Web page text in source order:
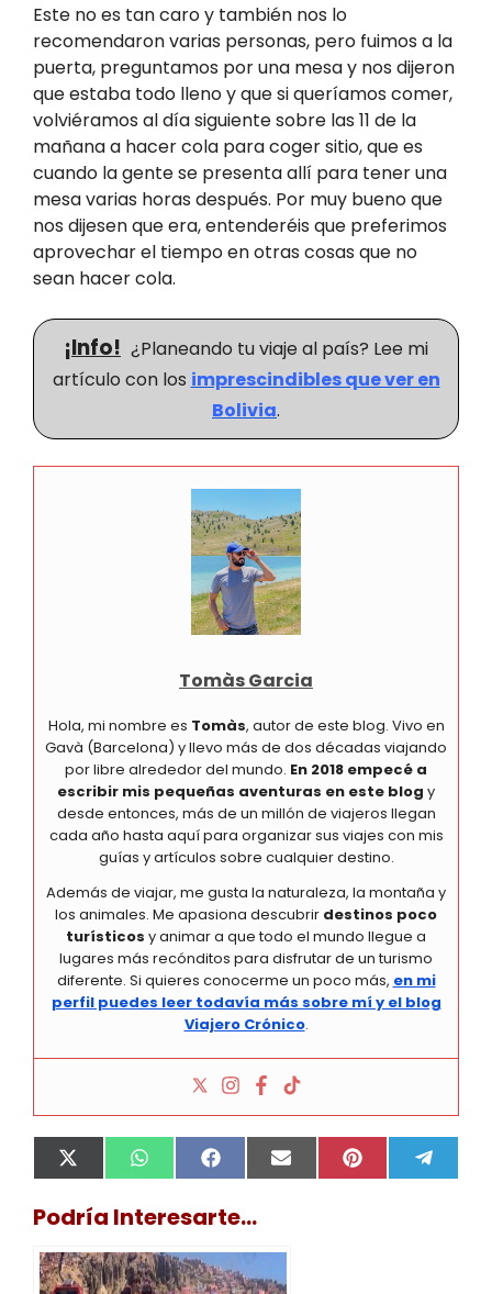
Este no es tan caro y también nos lo
recomendaron varias personas, pero fuimos a la
puerta, preguntamos por una mesa y nos dijeron
que estaba todo lleno y que si queríamos comer,
volviéramos al día siguiente sobre las 11 de la
mañana a hacer cola para coger sitio, que es
cuando la gente se presenta allí para tener una
mesa varias horas después. Por muy bueno que
nos dijesen que era, entenderéis que preferimos
aprovechar el tiempo en otras cosas que no
sean hacer cola.
¡Info! ¿Planeando tu viaje al país? Lee mi
artículo con los imprescindibles que ver en
Bolivia.
Tomàs Garcia
Hola, mi nombre es Tomàs, autor de este blog. Vivo en
Gavà (Barcelona) y llevo más de dos décadas viajando
por libre alrededor del mundo. En 2018 empecé a
escribir mis pequeñas aventuras en este blog y
desde entonces, más de un millón de viajeros llegan
cada año hasta aquí para organizar sus viajes con mis
guías y artículos sobre cualquier destino.
Además de viajar, me gusta la naturaleza, la montaña y
los animales. Me apasiona descubrir destinos poco
turísticos y animar a que todo el mundo llegue a
lugares más recónditos para disfrutar de un turismo
diferente. Si quieres conocerme un poco más, en mi
perfil puedes leer todavía más sobre mí y el blog
Viajero Crónico.
Compartir
en
X
(
w
t
t
e
Compartir
en
W
h
t
A
p
p
Compartir
en
F
a
e
o
o
k
Compartir
en
E
m
Compartir
en
P
i en
e
Podría Interesarte...